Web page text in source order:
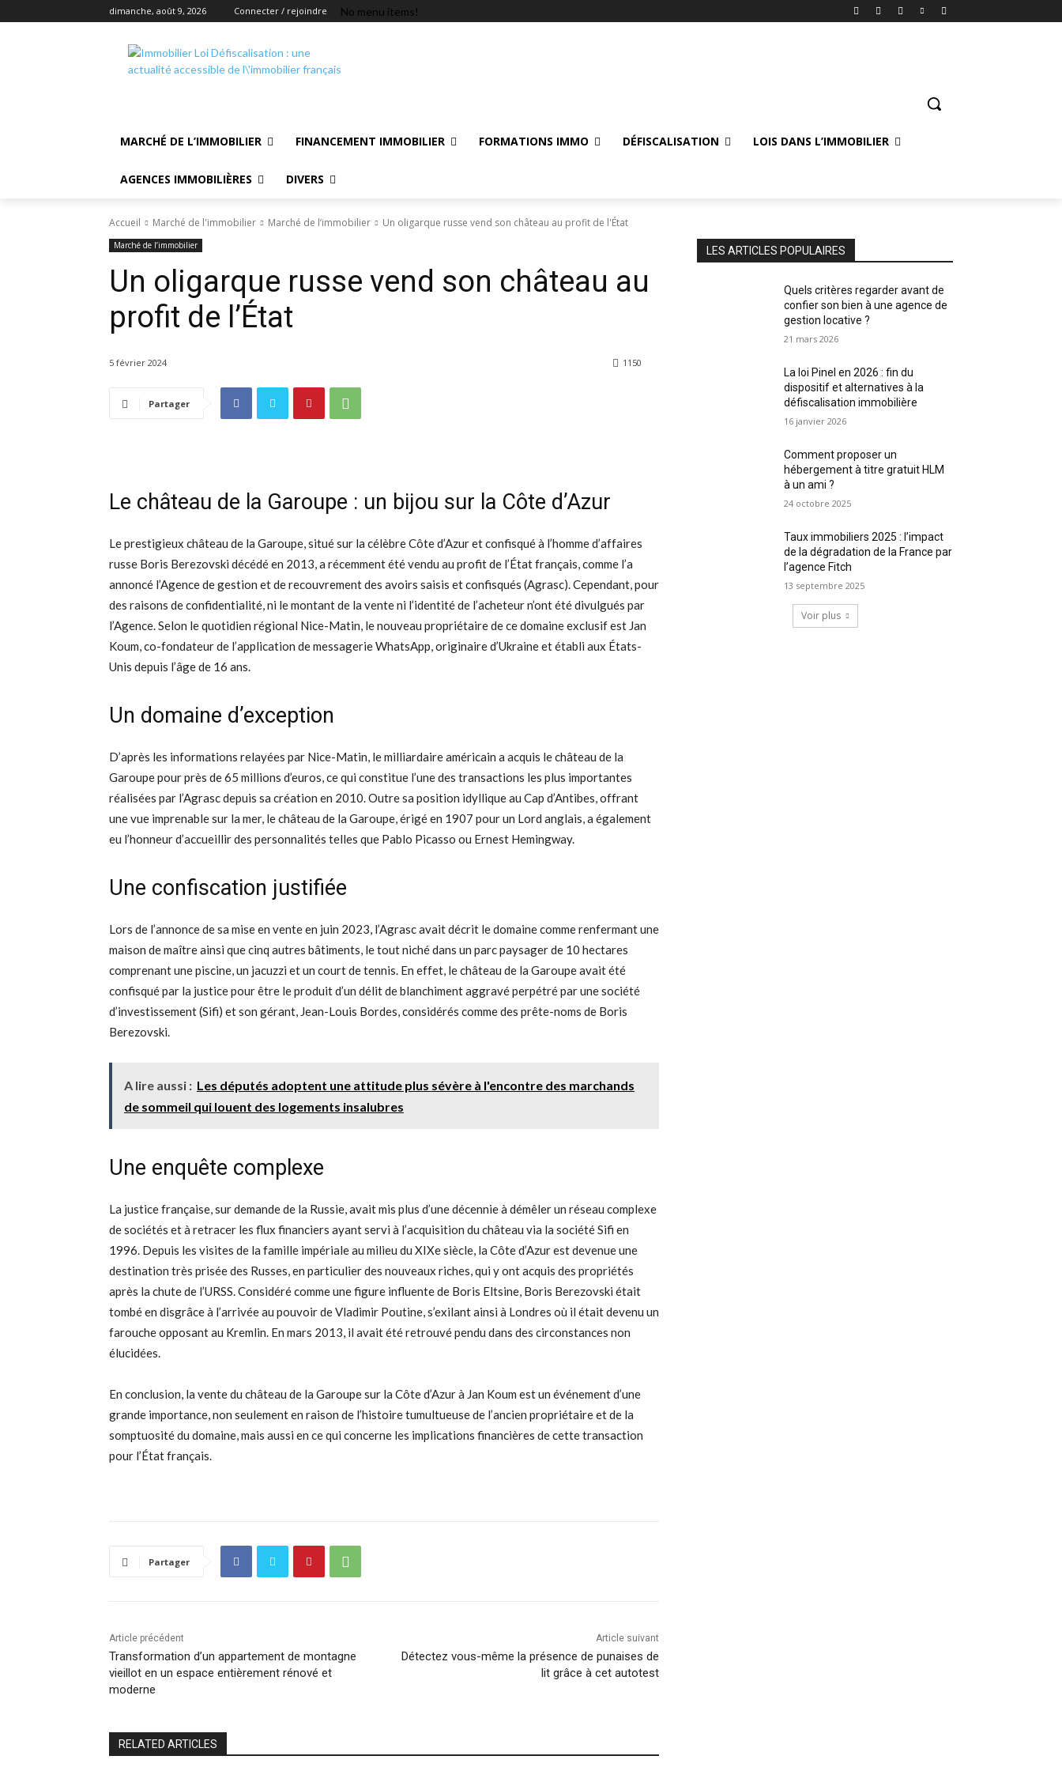
dimanche, août 9, 2026 Connecter / rejoindre No menu items!
MARCHÉ DE L’IMMOBILIER FINANCEMENT IMMOBILIER FORMATIONS IMMO DÉFISCALISATION LOIS DANS L’IMMOBILIER
AGENCES IMMOBILIÈRES DIVERS
Accueil Marché de l'immobilier Marché de l’immobilier Un oligarque russe vend son château au profit de l'État
Marché de l’immobilier
Un oligarque russe vend son château au
profit de l’État
5 février 2024 1150
Partager
Le château de la Garoupe : un bijou sur la Côte d’Azur
Le prestigieux château de la Garoupe, situé sur la célèbre Côte d’Azur et confisqué à l’homme d’affaires
russe Boris Berezovski décédé en 2013, a récemment été vendu au profit de l’État français, comme l’a
annoncé l’Agence de gestion et de recouvrement des avoirs saisis et confisqués (Agrasc). Cependant, pour
des raisons de confidentialité, ni le montant de la vente ni l’identité de l’acheteur n’ont été divulgués par
l’Agence. Selon le quotidien régional Nice-Matin, le nouveau propriétaire de ce domaine exclusif est Jan
Koum, co-fondateur de l’application de messagerie WhatsApp, originaire d’Ukraine et établi aux États-
Unis depuis l’âge de 16 ans.
Un domaine d’exception
D’après les informations relayées par Nice-Matin, le milliardaire américain a acquis le château de la
Garoupe pour près de 65 millions d’euros, ce qui constitue l’une des transactions les plus importantes
réalisées par l’Agrasc depuis sa création en 2010. Outre sa position idyllique au Cap d’Antibes, offrant
une vue imprenable sur la mer, le château de la Garoupe, érigé en 1907 pour un Lord anglais, a également
eu l’honneur d’accueillir des personnalités telles que Pablo Picasso ou Ernest Hemingway.
Une confiscation justifiée
Lors de l’annonce de sa mise en vente en juin 2023, l’Agrasc avait décrit le domaine comme renfermant une
maison de maître ainsi que cinq autres bâtiments, le tout niché dans un parc paysager de 10 hectares
comprenant une piscine, un jacuzzi et un court de tennis. En effet, le château de la Garoupe avait été
confisqué par la justice pour être le produit d’un délit de blanchiment aggravé perpétré par une société
d’investissement (Sifi) et son gérant, Jean-Louis Bordes, considérés comme des prête-noms de Boris
Berezovski.
A lire aussi : Les députés adoptent une attitude plus sévère à l'encontre des marchands
de sommeil qui louent des logements insalubres
Une enquête complexe
La justice française, sur demande de la Russie, avait mis plus d’une décennie à démêler un réseau complexe
de sociétés et à retracer les flux financiers ayant servi à l’acquisition du château via la société Sifi en
1996. Depuis les visites de la famille impériale au milieu du XIXe siècle, la Côte d’Azur est devenue une
destination très prisée des Russes, en particulier des nouveaux riches, qui y ont acquis des propriétés
après la chute de l’URSS. Considéré comme une figure influente de Boris Eltsine, Boris Berezovski était
tombé en disgrâce à l’arrivée au pouvoir de Vladimir Poutine, s’exilant ainsi à Londres où il était devenu un
farouche opposant au Kremlin. En mars 2013, il avait été retrouvé pendu dans des circonstances non
élucidées.
En conclusion, la vente du château de la Garoupe sur la Côte d’Azur à Jan Koum est un événement d’une
grande importance, non seulement en raison de l’histoire tumultueuse de l’ancien propriétaire et de la
somptuosité du domaine, mais aussi en ce qui concerne les implications financières de cette transaction
pour l’État français.
Partager
Article précédent
Transformation d’un appartement de montagne
vieillot en un espace entièrement rénové et
moderne
Article suivant
Détectez vous-même la présence de punaises de
lit grâce à cet autotest
RELATED ARTICLES
LES ARTICLES POPULAIRES
Quels critères regarder avant de
confier son bien à une agence de
gestion locative ?
21 mars 2026
La loi Pinel en 2026 : fin du
dispositif et alternatives à la
défiscalisation immobilière
16 janvier 2026
Comment proposer un
hébergement à titre gratuit HLM
à un ami ?
24 octobre 2025
Taux immobiliers 2025 : l’impact
de la dégradation de la France par
l’agence Fitch
13 septembre 2025
Voir plus